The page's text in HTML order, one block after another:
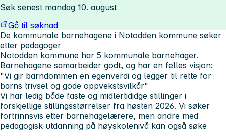
Søk senest mandag 10. august
Gå til søknad
De kommunale barnehagene i Notodden kommune søker
etter pedagoger
Notodden kommune har 5 kommunale barnehager.
Barnehagene samarbeider godt, og har en felles visjon:
"Vi gir barndommen en egenverdi og legger til rette for
barns trivsel og gode oppvekstsvilkår"
Vi har ledig både faste og midlertididge stillinger i
forskjellige stillingsstørrelser fra høsten 2026. Vi søker
fortrinnsvis etter barnehagelærere, men andre med
pedagogisk utdanning på høyskolenivå kan også søke